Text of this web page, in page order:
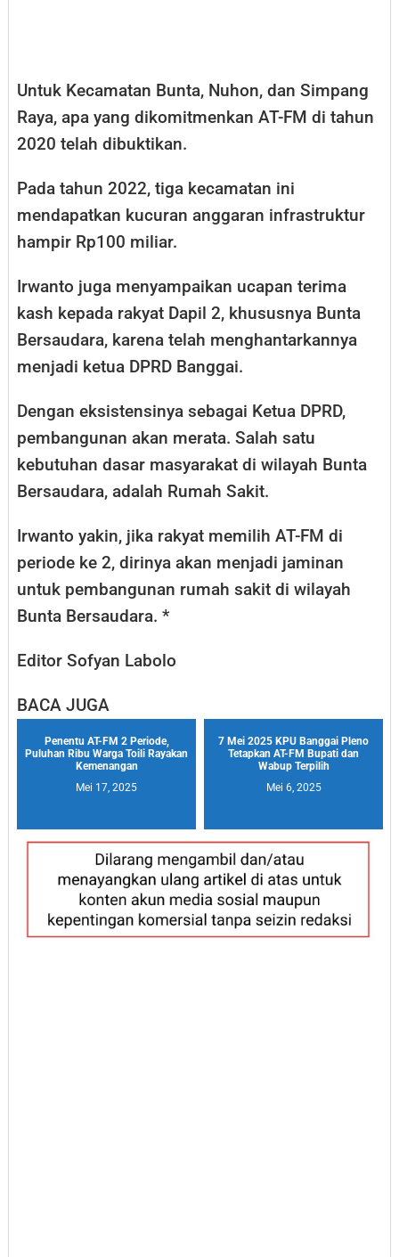
Untuk Kecamatan Bunta, Nuhon, dan Simpang
Raya, apa yang dikomitmenkan AT-FM di tahun
2020 telah dibuktikan.
Pada tahun 2022, tiga kecamatan ini
mendapatkan kucuran anggaran infrastruktur
hampir Rp100 miliar.
Irwanto juga menyampaikan ucapan terima
kash kepada rakyat Dapil 2, khususnya Bunta
Bersaudara, karena telah menghantarkannya
menjadi ketua DPRD Banggai.
Dengan eksistensinya sebagai Ketua DPRD,
pembangunan akan merata. Salah satu
kebutuhan dasar masyarakat di wilayah Bunta
Bersaudara, adalah Rumah Sakit.
Irwanto yakin, jika rakyat memilih AT-FM di
periode ke 2, dirinya akan menjadi jaminan
untuk pembangunan rumah sakit di wilayah
Bunta Bersaudara. *
Editor Sofyan Labolo
BACA JUGA
Penentu AT-FM 2 Periode,
Puluhan Ribu Warga Toili Rayakan
Kemenangan
Mei 17, 2025
7 Mei 2025 KPU Banggai Pleno
Tetapkan AT-FM Bupati dan
Wabup Terpilih
Mei 6, 2025